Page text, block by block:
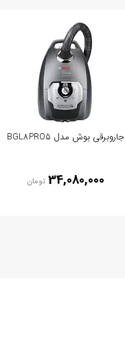
جاروبرقی بوش مدل BGL8PRO5
34,080,000 تومان